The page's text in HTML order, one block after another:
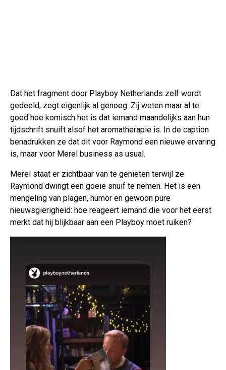
Dat het fragment door Playboy Netherlands zelf wordt
gedeeld, zegt eigenlijk al genoeg. Zij weten maar al te
goed hoe komisch het is dat iemand maandelijks aan hun
tijdschrift snuift alsof het aromatherapie is. In de caption
benadrukken ze dat dit voor Raymond een nieuwe ervaring
is, maar voor Merel business as usual.
Merel staat er zichtbaar van te genieten terwijl ze
Raymond dwingt een goeie snuif te nemen. Het is een
mengeling van plagen, humor en gewoon pure
nieuwsgierigheid: hoe reageert iemand die voor het eerst
merkt dat hij blijkbaar aan een Playboy moet ruiken?